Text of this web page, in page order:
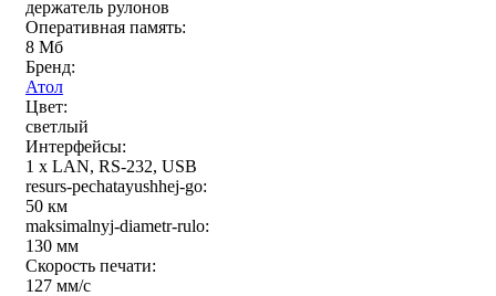
держатель рулонов
Оперативная память:
8 Мб
Бренд:
Атол
Цвет:
светлый
Интерфейсы:
1 x LAN, RS-232, USB
resurs-pechatayushhej-go:
50 км
maksimalnyj-diametr-rulo:
130 мм
Скорость печати:
127 мм/с